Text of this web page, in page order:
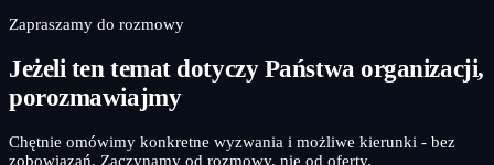
Zapraszamy do rozmowy
Jeżeli ten temat dotyczy Państwa organizacji,
porozmawiajmy
Chętnie omówimy konkretne wyzwania i możliwe kierunki - bez
zobowiązań. Zaczynamy od rozmowy, nie od oferty.